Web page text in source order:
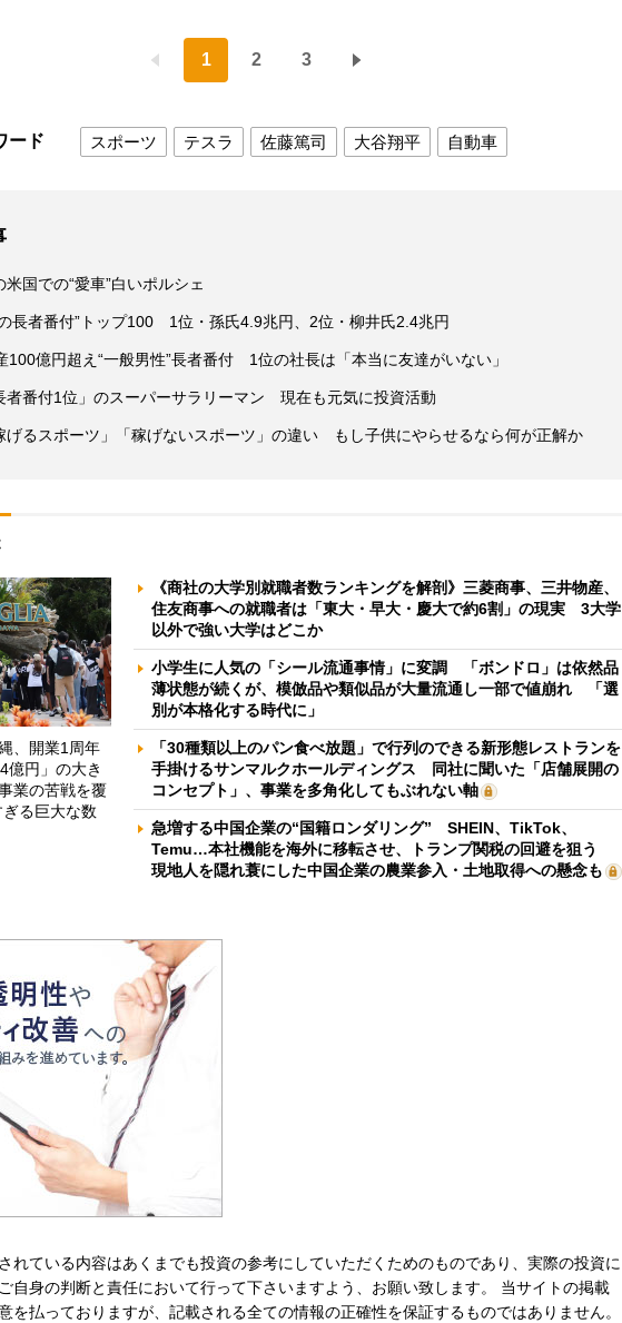
1 2 3
ード スポーツ テスラ 佐藤篤司 大谷翔平 自動車
米国での“愛車”白いポルシェ
長者番付”トップ100 1位・孫氏4.9兆円、2位・柳井氏2.4兆円
100億円超え“一般男性”長者番付 1位の社長は「本当に友達がいない」
者番付1位」のスーパーサラリーマン 現在も元気に投資活動
げるスポーツ」「稼げないスポーツ」の違い もし子供にやらせるなら何が正解か
、開業1周年
億円」の大き
業の苦戦を覆
る巨大な数
《商社の大学別就職者数ランキングを解剖》三菱商事、三井物産、
住友商事への就職者は「東大・早大・慶大で約6割」の現実 3大学
以外で強い大学はどこか
小学生に人気の「シール流通事情」に変調 「ボンドロ」は依然品
薄状態が続くが、模倣品や類似品が大量流通し一部で値崩れ 「選
別が本格化する時代に」
「30種類以上のパン食べ放題」で行列のできる新形態レストランを
手掛けるサンマルクホールディングス 同社に聞いた「店舗展開の
コンセプト」、事業を多角化してもぶれない軸
急増する中国企業の“国籍ロンダリング” SHEIN、TikTok、
Temu…本社機能を海外に移転させ、トランプ関税の回避を狙う
現地人を隠れ蓑にした中国企業の農業参入・土地取得への懸念も
れている内容はあくまでも投資の参考にしていただくためのものであり、実際の投資に
自身の判断と責任において行って下さいますよう、お願い致します。 当サイトの掲載
を払っておりますが、記載される全ての情報の正確性を保証するものではありません。